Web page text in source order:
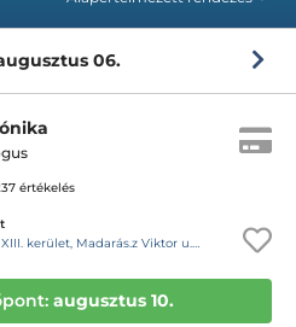
06.
értékelés
kerület, Madarás.z Viktor u. 47-49. fszt
augusztus 10.